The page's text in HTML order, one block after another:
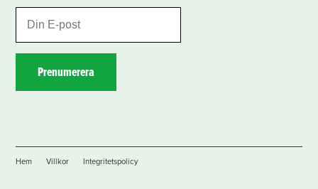
Prenumerera
Hem Villkor Integritetspolicy